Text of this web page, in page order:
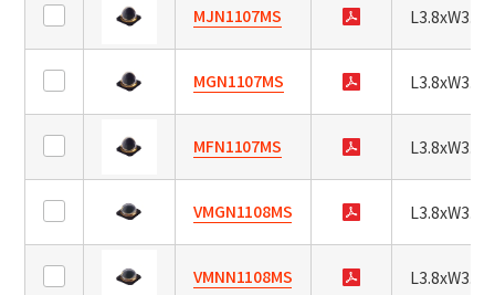
低
红
L1.6xW0.8xH0.7
L2.5xW1.6xH1.85
L3.0xW1.5xH1.5
L3.0xW2.55xH1.6
L3.2xW1.6xH1.85
L3.5xW2.8xH1.9
值
波
nm
nm
辐
射
度
mW/sr
～
方
向
MJN1107MS
MGN1107MS
MFN1107MS
VMGN1108MS
VMNN1108MS